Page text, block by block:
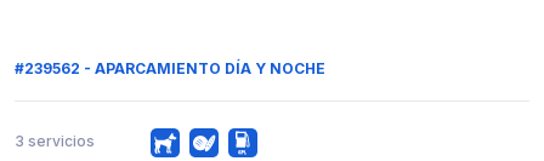
#239562 - APARCAMIENTO DÍA Y NOCHE
3 servicios